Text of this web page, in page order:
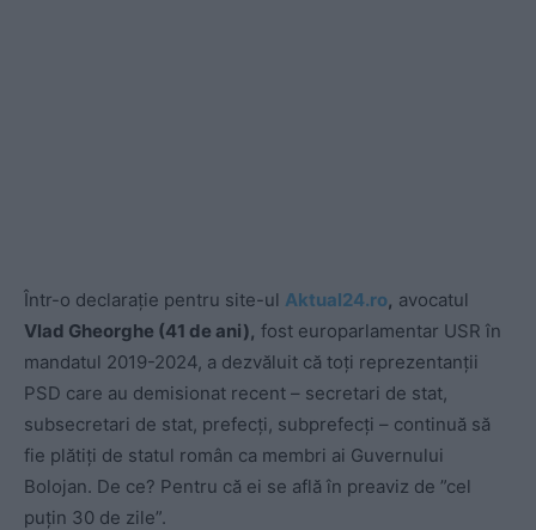
Într-o declarație pentru site-ul Aktual24.ro, avocatul
Vlad Gheorghe (41 de ani), fost europarlamentar USR în
mandatul 2019-2024, a dezvăluit că toți reprezentanții
PSD care au demisionat recent – secretari de stat,
subsecretari de stat, prefecți, subprefecți – continuă să
fie plătiți de statul român ca membri ai Guvernului
Bolojan. De ce? Pentru că ei se află în preaviz de ”cel
puțin 30 de zile”.